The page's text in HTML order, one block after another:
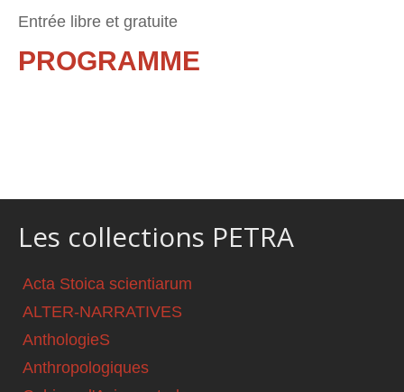
Entrée libre et gratuite
PROGRAMME
Les collections PETRA
Acta Stoica scientiarum
ALTER-NARRATIVES
AnthologieS
Anthropologiques